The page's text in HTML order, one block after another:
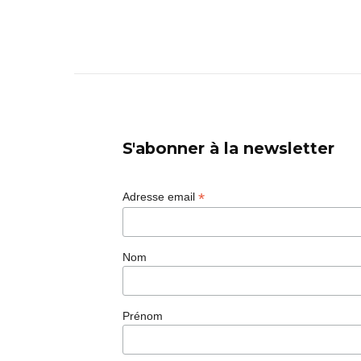
S'abonner à la newsletter
Adresse email *
Nom
Prénom